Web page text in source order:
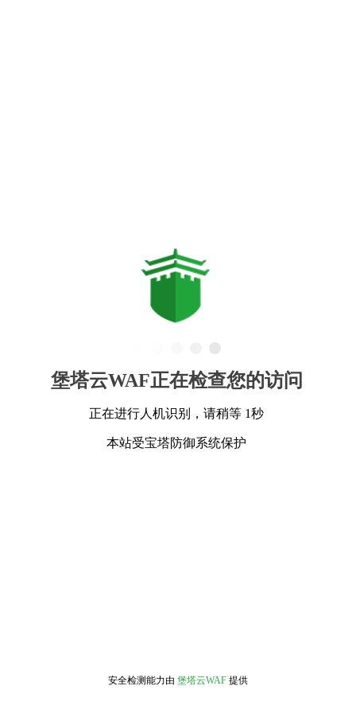
堡塔云WAF正在检查您的访问
正在进行人机识别，请稍等 1秒
本站受宝塔防御系统保护
安全检测能力由 堡塔云WAF 提供